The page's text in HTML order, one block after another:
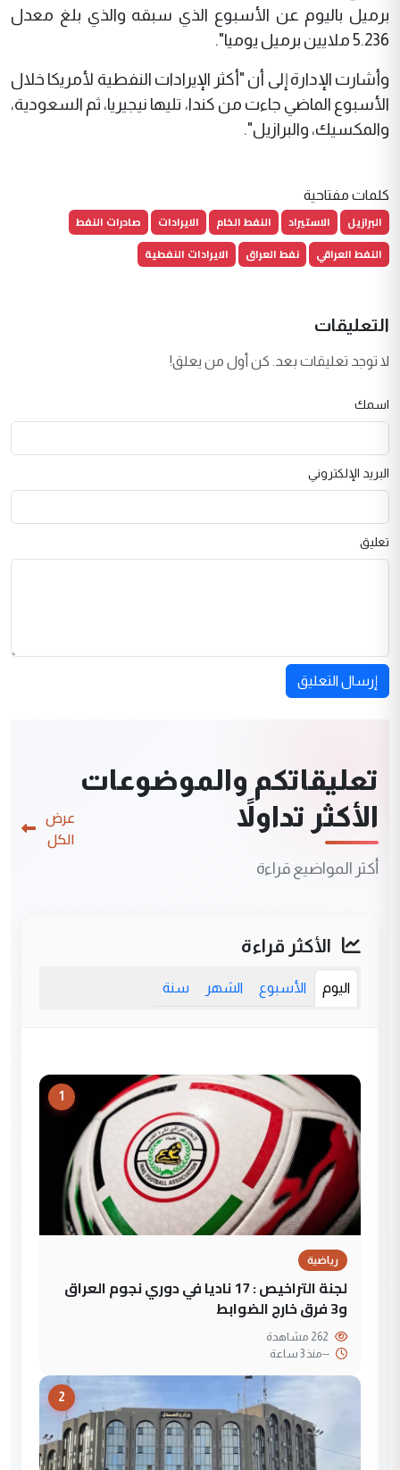
برميل باليوم عن الأسبوع الذي سبقه والذي بلغ معدل
5.236 ملايين برميل يوميا".
وأشارت الإدارة إلى أن "أكثر الإيرادات النفطية لأمريكا خلال
الأسبوع الماضي جاءت من كندا، تليها نيجيريا، ثم السعودية،
والمكسيك، والبرازيل".
كلمات مفتاحية
البرازيل الاستيراد النفط الخام الايرادات
صادرات النفط
النفط العراقي
نفط العراق الايرادات النفطية
التعليقات
لا توجد تعليقات بعد. كن أول من يعلق!
اسمك
البريد الإلكتروني
تعليق
إرسال التعليق
تعليقاتكم والموضوعات
الأكثر تداولاً
أكثر المواضيع قراءة
عرض
الكل
الأكثر قراءة
اليوم الأسبوع الشهر سنة
1
رياضية
لجنة التراخيص : 17 ناديا في دوري نجوم العراق
و3 فرق خارج الضوابط
--منذ 3 ساعة
2